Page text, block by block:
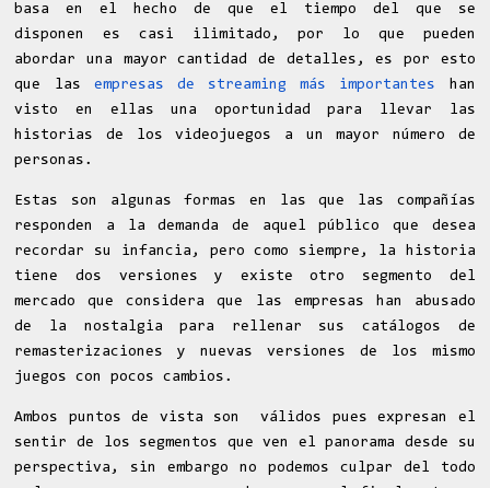
basa en el hecho de que el tiempo del que se
disponen es casi ilimitado, por lo que pueden
abordar una mayor cantidad de detalles, es por esto
que las empresas de streaming más importantes
han
visto en ellas una oportunidad para llevar las
historias de los videojuegos a un mayor número de
personas.
Estas son algunas formas en las que las compañías
responden a la demanda de aquel público que desea
recordar su infancia, pero como siempre, la historia
tiene dos versiones y existe otro segmento del
mercado que considera que las empresas han abusado
de la nostalgia para rellenar sus catálogos de
remasterizaciones y nuevas versiones de los mismo
juegos con pocos cambios.
Ambos puntos de vista son válidos pues expresan el
sentir de los segmentos que ven el panorama desde su
perspectiva, sin embargo no podemos culpar del todo